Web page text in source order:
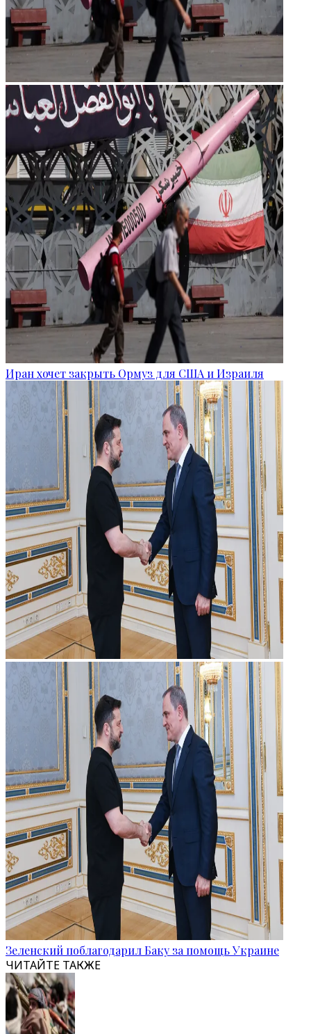
Иран хочет закрыть Ормуз для США и Израиля
Зеленский поблагодарил Баку за помощь Украине
ЧИТАЙТЕ ТАКЖЕ